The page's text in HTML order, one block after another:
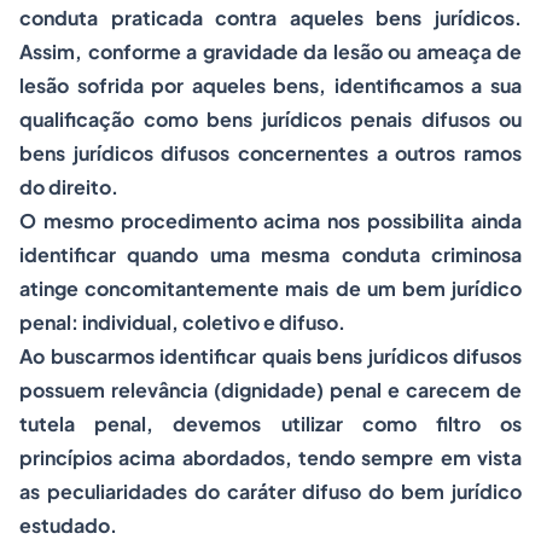
conduta praticada contra aqueles bens jurídicos.
Assim, conforme a gravidade da lesão ou ameaça de
lesão sofrida por aqueles bens, identificamos a sua
qualificação como bens jurídicos penais difusos ou
bens jurídicos difusos concernentes a outros ramos
do direito.
O mesmo procedimento acima nos possibilita ainda
identificar quando uma mesma conduta criminosa
atinge concomitantemente mais de um bem jurídico
penal: individual, coletivo e difuso.
Ao buscarmos identificar quais bens jurídicos difusos
possuem relevância (dignidade) penal e carecem de
tutela penal, devemos utilizar como filtro os
princípios acima abordados, tendo sempre em vista
as peculiaridades do caráter difuso do bem jurídico
estudado.